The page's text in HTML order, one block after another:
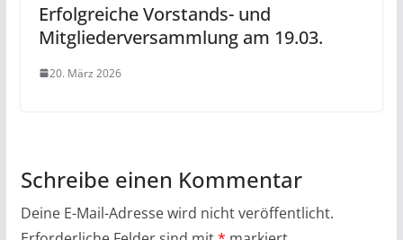
Erfolgreiche Vorstands- und
Mitgliederversammlung am 19.03.
20. März 2026
Schreibe einen Kommentar
Deine E-Mail-Adresse wird nicht veröffentlicht.